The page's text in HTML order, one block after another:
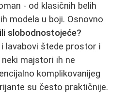
- od klasičnih belih
modela u boji. Osnovno
slobodnostojeće?
lavabovi štede prostor i
majstori ih ne
komplikovanijeg
su često praktičnije.